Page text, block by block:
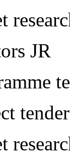
JR
tender